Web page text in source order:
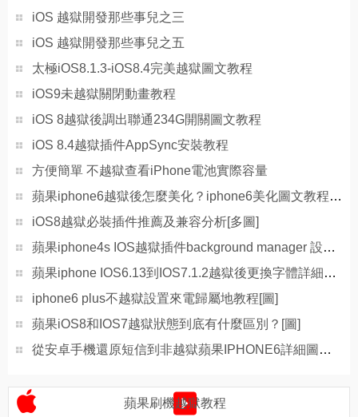
iOS 越獄開發那些事兒之三
iOS 越獄開發那些事兒之五
太極iOS8.1.3-iOS8.4完美越獄圖文教程
iOS9未越獄關閉動畫教程
iOS 8越獄後調出聯通234G開關圖文教程
iOS 8.4越獄插件AppSync安裝教程
方便簡單 不越獄查看iPhone電池實際容量
蘋果iphone6越獄後怎麼美化？iphone6美化圖文教程詳解[多圖]
iOS8越獄必裝插件推薦及兼容分析[多圖]
蘋果iphone4s IOS越獄插件background manager 設置圖文教程[多圖]
蘋果iphone IOS6.13到IOS7.1.2越獄後更換字體詳細教程[圖]
iphone6 plus不越獄設置來電歸屬地教程[圖]
蘋果iOS8和IOS7越獄狀態到底有什麼區別？[圖]
從安卓手機還原短信到非越獄蘋果IPHONE6詳細圖文教程[多圖]
蘋果刷機越獄教程